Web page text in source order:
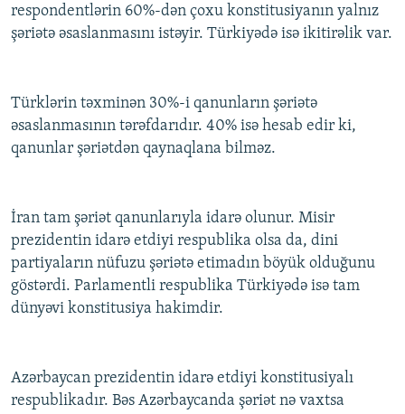
respondentlərin 60%-dən çoxu konstitusiyanın yalnız
şəriətə əsaslanmasını istəyir. Türkiyədə isə ikitirəlik var.
Türklərin təxminən 30%-i qanunların şəriətə
əsaslanmasının tərəfdarıdır. 40% isə hesab edir ki,
qanunlar şəriətdən qaynaqlana bilməz.
İran tam şəriət qanunlarıyla idarə olunur. Misir
prezidentin idarə etdiyi respublika olsa da, dini
partiyaların nüfuzu şəriətə etimadın böyük olduğunu
göstərdi. Parlamentli respublika Türkiyədə isə tam
dünyəvi konstitusiya hakimdir.
Azərbaycan prezidentin idarə etdiyi konstitusiyalı
respublikadır. Bəs Azərbaycanda şəriət nə vaxtsa